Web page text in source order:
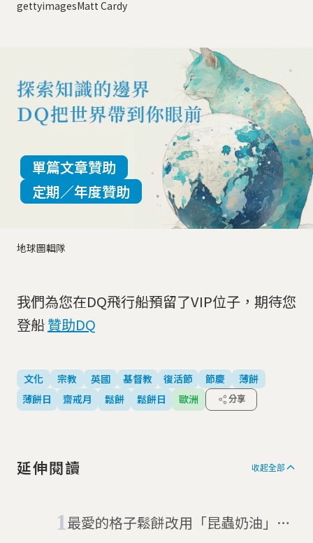
gettyimagesMatt Cardy
地球圖輯隊
單篇文章贊助
定期／年度贊助
我們為您在DQ飛行船預留了VIP位子，期待您
登船贊助DQ
文化 宗教 英國 基督教 復活節 節慶
薄餅
薄餅日
齋戒月 鬆餅 鬆餅日 歐洲 分享
延伸閱讀 收起全部
最愛的格子鬆餅改用「昆蟲奶油」，